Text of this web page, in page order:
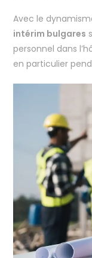
Avec le
intérim bulgares
personnel dans
en particulier